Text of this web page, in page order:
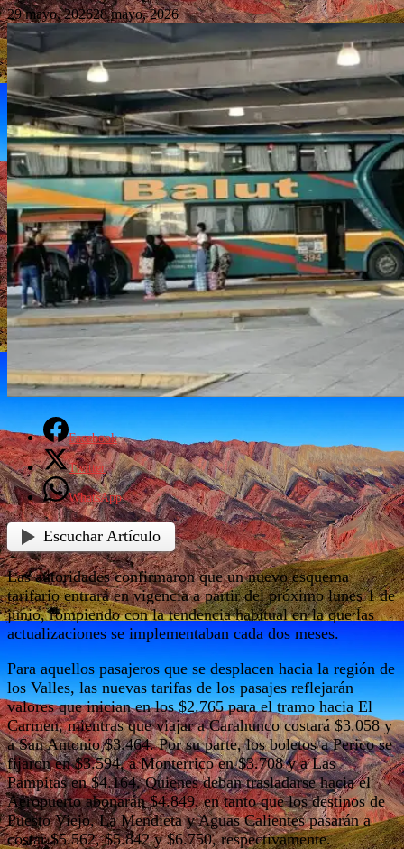
29 mayo, 202628 mayo, 2026
Facebook
Twitter
WhatsApp
Escuchar Artículo
Las autoridades confirmaron que un nuevo esquema
tarifario entrará en vigencia a partir del próximo lunes 1 de
junio, rompiendo con la tendencia habitual en la que las
actualizaciones se implementaban cada dos meses.
Para aquellos pasajeros que se desplacen hacia la región de
los Valles, las nuevas tarifas de los pasajes reflejarán
valores que inician en los $2.765 para el tramo hacia El
Carmen, mientras que viajar a Carahunco costará $3.058 y
a San Antonio $3.464. Por su parte, los boletos a Perico se
fijaron en $3.594, a Monterrico en $3.708 y a Las
Pampitas en $4.164. Quienes deban trasladarse hacia el
Aeropuerto abonarán $4.849, en tanto que los destinos de
Puesto Viejo, La Mendieta y Aguas Calientes pasarán a
costar $5.562, $5.842 y $6.750, respectivamente.